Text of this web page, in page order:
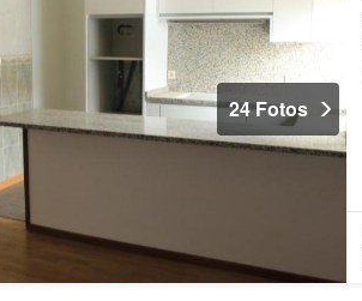
24 Fotos